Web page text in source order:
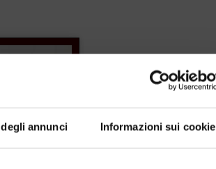
annunci Informazioni sui cookie